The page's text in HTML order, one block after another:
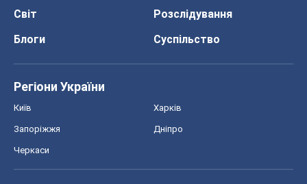
Світ
Розслідування
Блоги
Суспільство
Регіони України
Київ Харків
Запоріжжя Дніпро
Черкаси